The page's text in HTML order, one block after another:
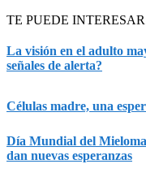
TE PUEDE
La visión en el adulto
señales de alerta?
Células madre, una
Día Mundial del
dan nuevas esperanzas